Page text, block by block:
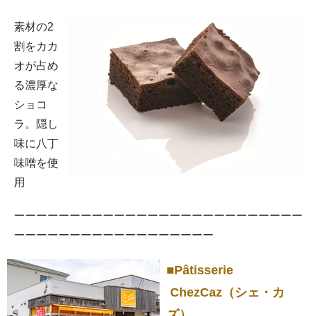
素材の2
割をカカ
オが占め
る濃厚な
ショコ
ラ。隠し
味に八丁
味噌を使
用​
ーーーーーーーーーーーーーーーーーーーーーーーーーー
ーーーーーーーーーーーーーーーーーー
■Pâtisserie
ChezCaz（シェ・カ